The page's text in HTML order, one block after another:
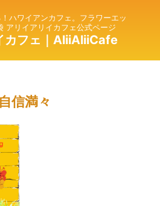
ハワイアンカフェ。フラワーエッ
アリイアリイカフェ公式ページ
カフェ｜AliiAliiCafe
自信満々